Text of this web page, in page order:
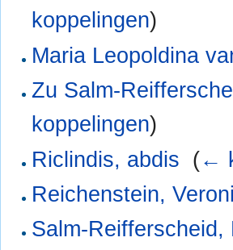
koppelingen)
Maria Leopoldina
Zu Salm-
koppelingen)
Riclindis, abdis (←
Reichenstein,
Salm-Reifferscheid,